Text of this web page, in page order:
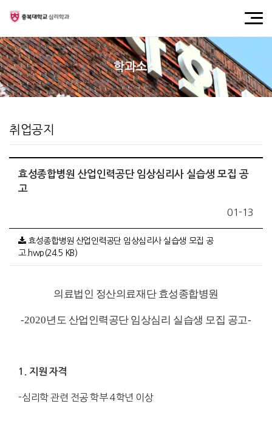
학과소식
취업공지
효성종합병원 산업인력공단 임상심리사 실습생 모집 공
고
01-13
효성종합병원 산업인력공단 임상심리사 실습생 모집 공
고.hwp(24.5 KB)
의료법인 정산의료재단 효성종합병원
-2020년도 산업인력공단 임상심리 실습생 모집 공고-
1. 지원 자격
-심리학 관련 전공 학부4학년 이상